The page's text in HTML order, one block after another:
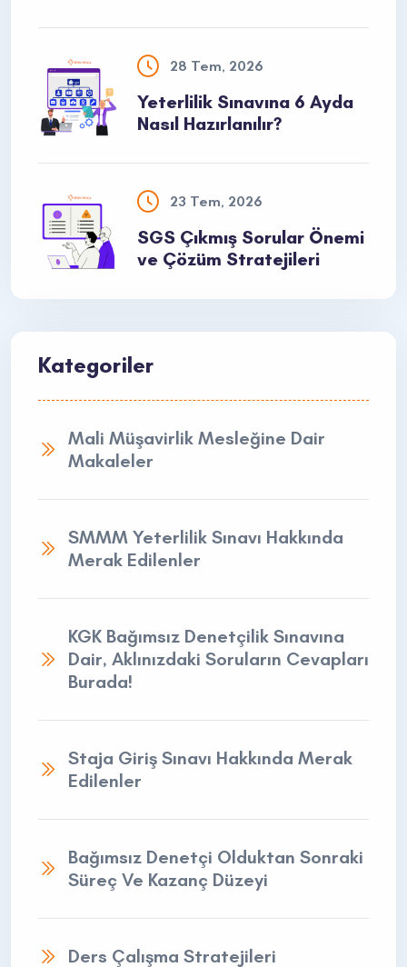
28 Tem, 2026
Yeterlilik Sınavına 6 Ayda
Nasıl Hazırlanılır?
23 Tem, 2026
SGS Çıkmış Sorular Önemi
ve Çözüm Stratejileri
Kategoriler
Mali Müşavirlik Mesleğine Dair
Makaleler
SMMM Yeterlilik Sınavı Hakkında
Merak Edilenler
KGK Bağımsız Denetçilik Sınavına
Dair, Aklınızdaki Soruların Cevapları
Burada!
Staja Giriş Sınavı Hakkında Merak
Edilenler
Bağımsız Denetçi Olduktan Sonraki
Süreç Ve Kazanç Düzeyi
Ders Çalışma Stratejileri